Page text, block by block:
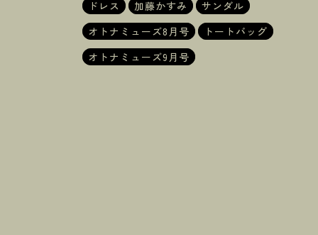
ドレス
加藤かすみ
サンダル
オトナミューズ8月号
トートバッグ
オトナミューズ9月号